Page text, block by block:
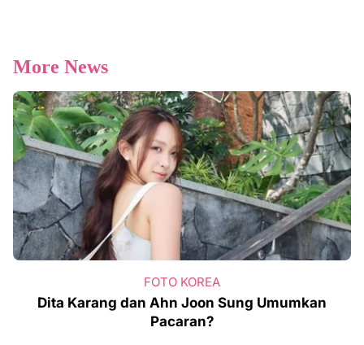
More News
FOTO KOREA
Dita Karang dan Ahn Joon Sung Umumkan
Pacaran?